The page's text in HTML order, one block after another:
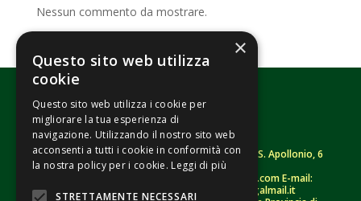
Nessun commento da mostrare.
Fondazione Senza Frontiere – ETS |Strada S. Apollonio, 6
– 46042 Castel Goffredo (MN)
– Sito: www.senzafrontiere.com E-mail:
tenuapol@gmail.com– Pec:tenuapol@legalmail.it
×
Questo sito web utilizza
cookie
Questo sito web utilizza i cookie per
migliorare la tua esperienza di
navigazione. Utilizzando il nostro sito web
acconsenti a tutti i cookie in conformità con
la nostra policy per i cookie. Leggi di più
STRETTAMENTE NECESSARI